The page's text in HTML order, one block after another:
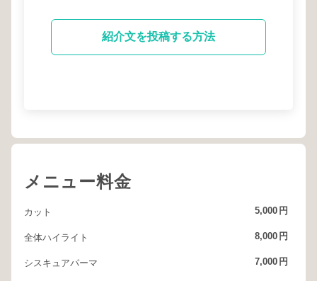
紹介文を投稿する方法
メニュー料金
カット 5,000 円
全体ハイライト 8,000 円
シスキュアパーマ 7,000 円